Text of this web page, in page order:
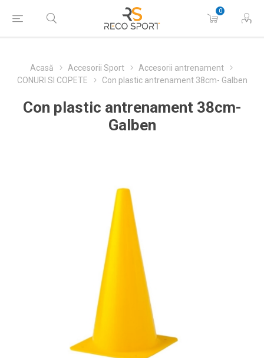
0
Acasă Accesorii Sport
Accesorii antrenament
CONURI SI COPETE
Con plastic antrenament 38cm- Galben
Con plastic antrenament 38cm-
Galben